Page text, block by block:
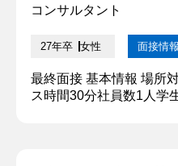
コンサルタント
27年卒 女性 面接情報
最終面接 基本情報 場所
ス時間30分社員数1人学